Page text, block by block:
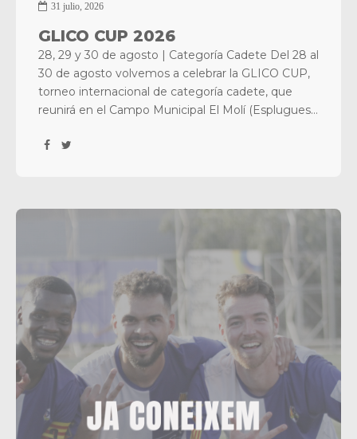
31 julio, 2026
GLICO CUP 2026
28, 29 y 30 de agosto | Categoría Cadete Del 28 al
30 de agosto volvemos a celebrar la GLICO CUP,
torneo internacional de categoría cadete, que
reunirá en el Campo Municipal El Molí (Esplugues
del panorama nacional e internacional. Durante